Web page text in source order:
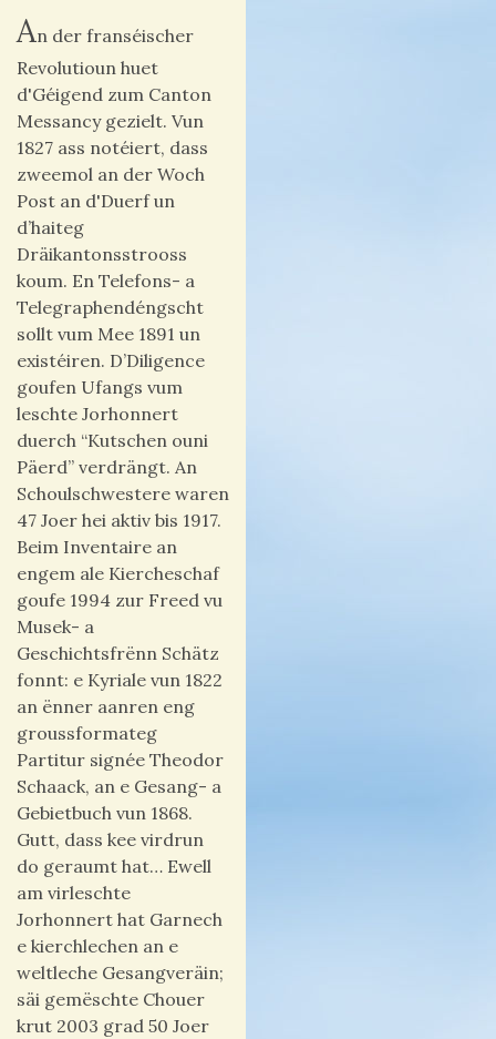
An der franséischer
Revolutioun huet
d'Géigend zum Canton
Messancy gezielt. Vun
1827 ass notéiert, dass
zweemol an der Woch
Post an d'Duerf un
d’haiteg
Dräikantonsstrooss
koum. En Telefons- a
Telegraphendéngscht
sollt vum Mee 1891 un
existéiren. D’Diligence
goufen Ufangs vum
leschte Jorhonnert
duerch “Kutschen ouni
Päerd” verdrängt. An
Schoulschwestere waren
47 Joer hei aktiv bis 1917.
Beim Inventaire an
engem ale Kiercheschaf
goufe 1994 zur Freed vu
Musek- a
Geschichtsfrënn Schätz
fonnt: e Kyriale vun 1822
an ënner aanren eng
groussformateg
Partitur signée Theodor
Schaack, an e Gesang- a
Gebietbuch vun 1868.
Gutt, dass kee virdrun
do geraumt hat… Ewell
am virleschte
Jorhonnert hat Garnech
e kierchlechen an e
weltleche Gesangveräin;
säi gemëschte Chouer
krut 2003 grad 50 Joer